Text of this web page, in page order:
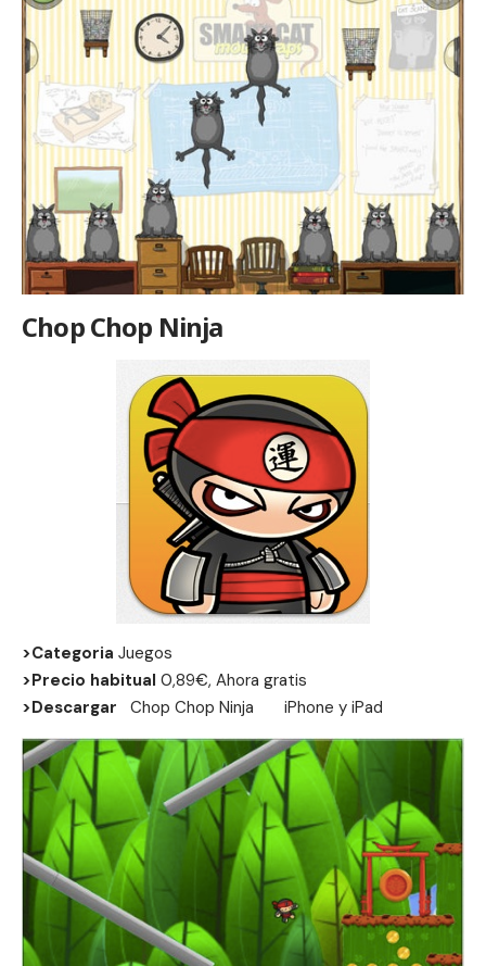
Chop Chop Ninja
>Categoria Juegos
>Precio habitual 0,89€, Ahora gratis
>Descargar
Chop Chop Ninja iPhone y iPad